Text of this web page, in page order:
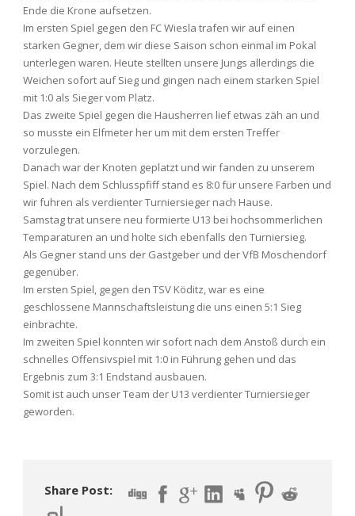
Ende die Krone aufsetzen.
Im ersten Spiel gegen den FC Wiesla trafen wir auf einen
starken Gegner, dem wir diese Saison schon einmal im Pokal
unterlegen waren. Heute stellten unsere Jungs allerdings die
Weichen sofort auf Sieg und gingen nach einem starken Spiel
mit 1:0 als Sieger vom Platz.
Das zweite Spiel gegen die Hausherren lief etwas zäh an und
so musste ein Elfmeter her um mit dem ersten Treffer
vorzulegen.
Danach war der Knoten geplatzt und wir fanden zu unserem
Spiel. Nach dem Schlusspfiff stand es 8:0 für unsere Farben und
wir fuhren als verdienter Turniersieger nach Hause.
Samstag trat unsere neu formierte U13 bei hochsommerlichen
Temparaturen an und holte sich ebenfalls den Turniersieg.
Als Gegner stand uns der Gastgeber und der VfB Moschendorf
gegenüber.
Im ersten Spiel, gegen den TSV Köditz, war es eine
geschlossene Mannschaftsleistung die uns einen 5:1 Sieg
einbrachte.
Im zweiten Spiel konnten wir sofort nach dem Anstoß durch ein
schnelles Offensivspiel mit 1:0 in Führung gehen und das
Ergebnis zum 3:1 Endstand ausbauen.
Somit ist auch unser Team der U13 verdienter Turniersieger
geworden.
Share Post: